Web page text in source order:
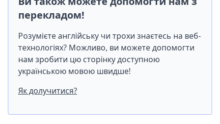
перекладом!
Розумієте англійську чи трохи знаєтесь на веб-
технологіях? Можливо, ви можете допомогти
нам зробити цю сторінку доступною
українською мовою швидше!
Як долучитися?